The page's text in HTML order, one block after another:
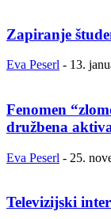
Zapiranje
Eva Peserl - 13.
Fenomen
družbena
Eva Peserl - 25.
Televizijski